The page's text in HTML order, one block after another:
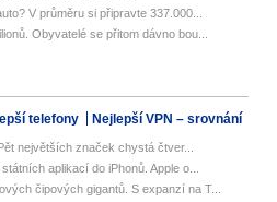
V průměru si připravte 337.000...
Obyvatelé se přitom dávno bou...
telefony Nejlepší VPN – srovnání
největších značek chystá čtver...
aplikací do iPhonů. Apple o...
čipových gigantů. S expanzí na T...